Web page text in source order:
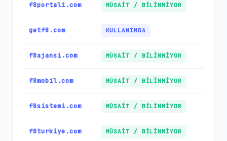
f8portali.com MÜSAIT / BILINMIYOR
getf8.com KULLANIMDA
f8ajansi.com MÜSAIT / BILINMIYOR
f8mobil.com MÜSAIT / BILINMIYOR
f8sistemi.com MÜSAIT / BILINMIYOR
f8turkiye.com MÜSAIT / BILINMIYOR